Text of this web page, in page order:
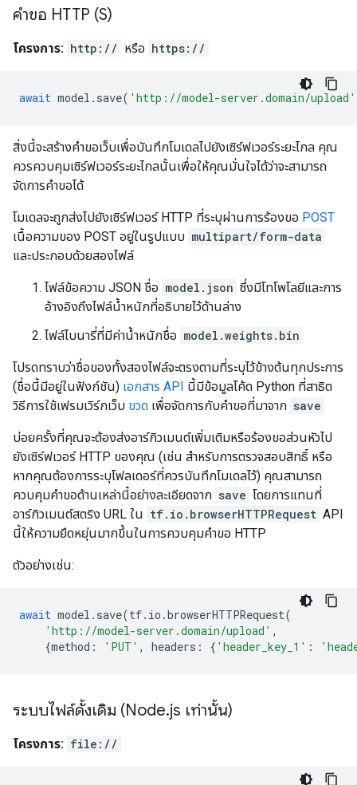
คำขอ HTTP (S)
โครงการ: http:// หรือ https://
await model . save( 'http://model-server.domain/upload'
สิ่งนี้จะสร้างคำขอเว็บเพื่อบันทึกโมเดลไปยังเซิร์ฟเวอร์ระยะไกล คุณ
ควรควบคุมเซิร์ฟเวอร์ระยะไกลนั้นเพื่อให้คุณมั่นใจได้ว่าจะสามารถ
จัดการคำขอได้
โมเดลจะถูกส่งไปยังเซิร์ฟเวอร์ HTTP ที่ระบุผ่านการร้องขอ POST
เนื้อความของ POST อยู่ในรูปแบบ multipart/form-data
และประกอบด้วยสองไฟล์
ไฟล์ข้อความ JSON ชื่อ model.json ซึ่งมีโทโพโลยีและการ
อ้างอิงถึงไฟล์น้ำหนักที่อธิบายไว้ด้านล่าง
ไฟล์ไบนารี่ที่มีค่าน้ำหนักชื่อ model.weights.bin
โปรดทราบว่าชื่อของทั้งสองไฟล์จะตรงตามที่ระบุไว้ข้างต้นทุกประการ
(ชื่อนี้มีอยู่ในฟังก์ชัน) เอกสาร API นี้มีข้อมูลโค้ด Python ที่สาธิต
วิธีการใช้เฟรมเวิร์กเว็บ ขวด เพื่อจัดการกับคำขอที่มาจาก save
บ่อยครั้งที่คุณจะต้องส่งอาร์กิวเมนต์เพิ่มเติมหรือร้องขอส่วนหัวไป
ยังเซิร์ฟเวอร์ HTTP ของคุณ (เช่น สำหรับการตรวจสอบสิทธิ์ หรือ
หากคุณต้องการระบุโฟลเดอร์ที่ควรบันทึกโมเดลไว้) คุณสามารถ
ควบคุมคำขอด้านเหล่านี้อย่างละเอียดจาก save โดยการแทนที่
อาร์กิวเมนต์สตริง URL ใน tf.io.browserHTTPRequest API
นี้ให้ความยืดหยุ่นมากขึ้นในการควบคุมคำขอ HTTP
ตัวอย่างเช่น:
await model . save(tf. io .browserHTTPRequest(
'http://model-server.domain/upload' ,
{method : 'PUT' , headers : { 'header_key_1' :
ระบบไฟล์ดั้งเดิม (Node.js เท่านั้น)
โครงการ: file://